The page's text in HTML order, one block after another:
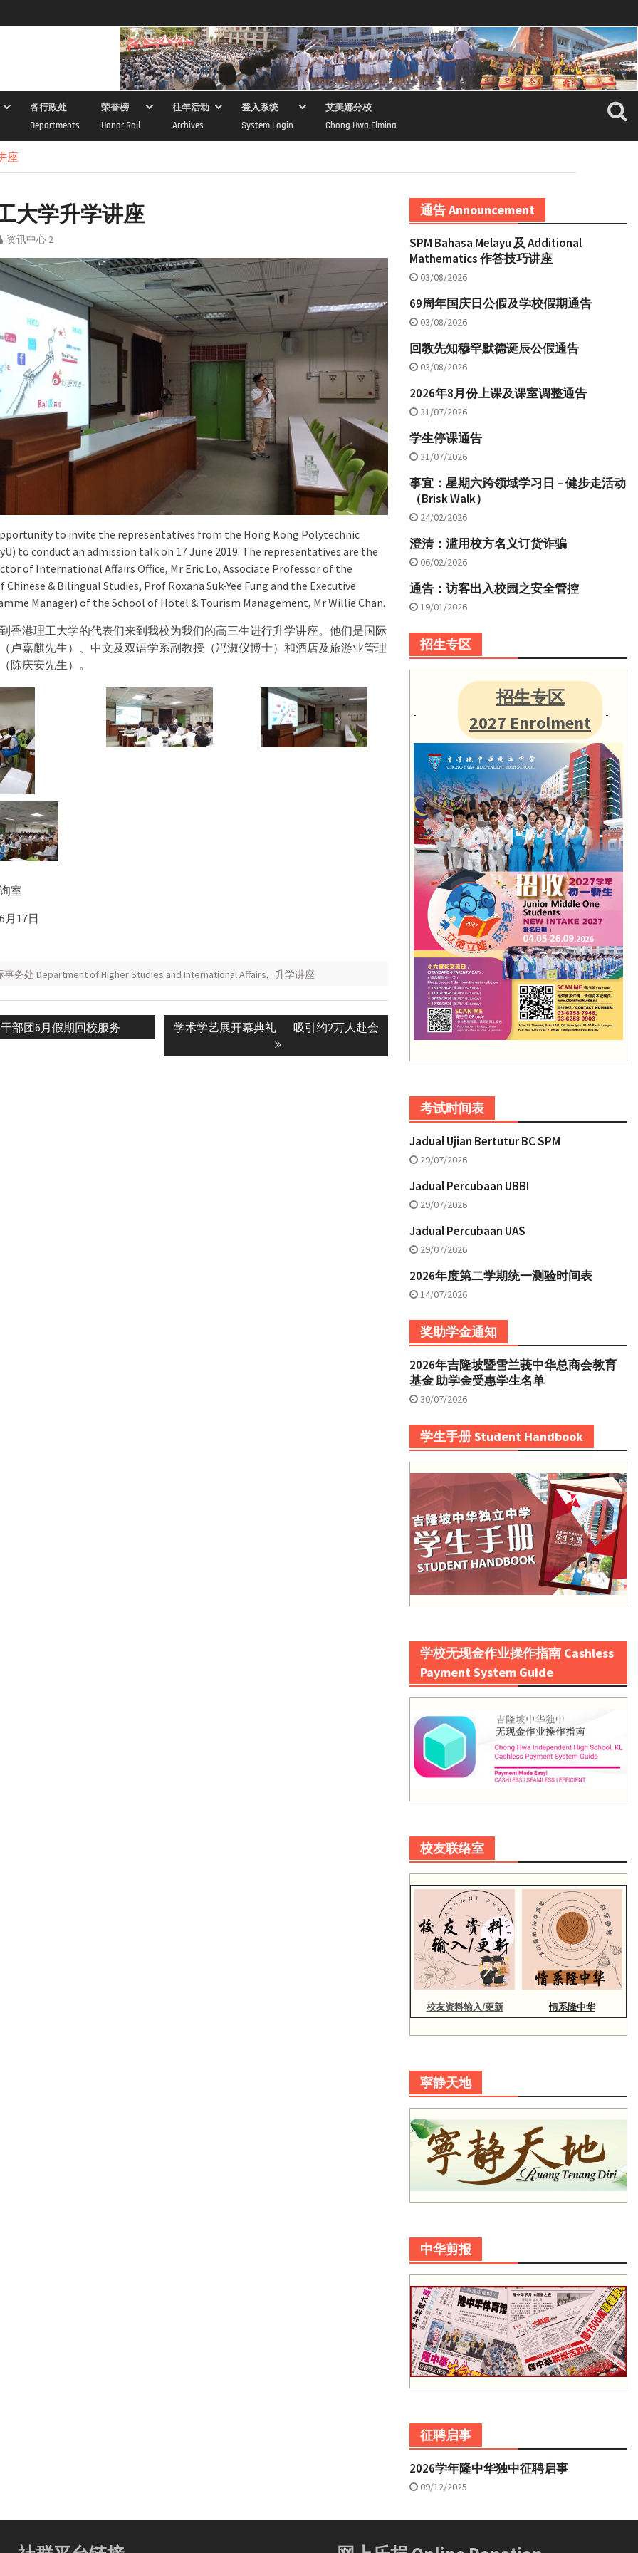
各行政处
Departments
荣誉榜
Honor Roll
往年活动
Archives
登入系统
System Login
艾美娜分校
Chong Hwa Elmina
座
大学升学讲座
资讯中心 2
to invite the representatives from the Hong Kong Polytechnic
to conduct an admission talk on 17 June 2019. The representatives are the
of International Affairs Office, Mr Eric Lo, Associate Professor of the
& Bilingual Studies, Prof Roxana Suk-Yee Fung and the Executive
Manager) of the School of Hotel & Tourism Management, Mr Willie Chan.
香港理工大学的代表们来到我校为我们的高三生进行升学讲座。他们是国际
卢嘉麒先生）、中文及双语学系副教授（冯淑仪博士）和酒店及旅游业管理
陈庆安先生）。
室
月17日
务处 Department of Higher Studies and International Affairs, 升学讲座
部团6月假期回校服务
Next
学术学艺展开幕典礼 吸引约2万人赴会
通告 Announcement
SPM Bahasa Melayu 及 Additional
Mathematics 作答技巧讲座
03/08/2026
69周年国庆日公假及学校假期通告
03/08/2026
回教先知穆罕默德诞辰公假通告
03/08/2026
2026年8月份上课及课室调整通告
31/07/2026
学生停课通告
31/07/2026
事宜：星期六跨领域学习日 – 健步走活动
（Brisk Walk）
24/02/2026
澄清：滥用校方名义订货诈骗
06/02/2026
通告：访客出入校园之安全管控
19/01/2026
招生专区
招生专区
2027 Enrolment
考试时间表
Jadual Ujian Bertutur BC SPM
29/07/2026
Jadual Percubaan UBBI
29/07/2026
Jadual Percubaan UAS
29/07/2026
2026年度第二学期统一测验时间表
14/07/2026
奖助学金通知
2026年吉隆坡暨雪兰莪中华总商会教育
基金 助学金受惠学生名单
30/07/2026
学生手册 Student Handbook
学校无现金作业操作指南 Cashless
Payment System Guide
校友联络室
校友资料输入/更新 情系隆中华
寜静天地
中华剪报
征聘启事
2026学年隆中华独中征聘启事
09/12/2025